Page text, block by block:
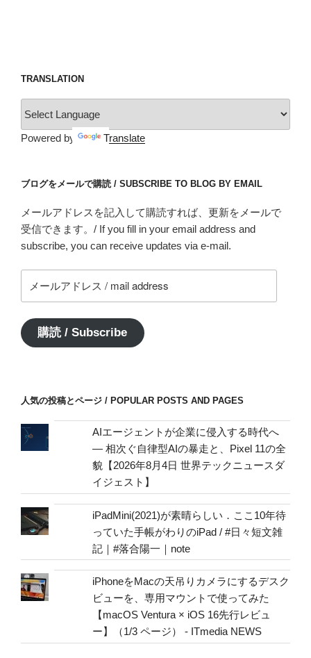
TRANSLATION
Powered by Translate
ブログをメールで購読 / SUBSCRIBE TO BLOG BY EMAIL
メールアドレスを記入して購読すれば、更新をメールで
受信できます。/ If you fill in your email address and
subscribe, you can receive updates via e-mail.
ー
ア
ド
address
購読 / Subscribe
人気の投稿とページ / POPULAR POSTS AND PAGES
AIエージェントが企業に侵入する時代へ
— 相次ぐ自律型AIの暴走と、Pixel 11の全
貌【2026年8月4日 世界テックニュースダ
イジェスト】
iPadMini(2021)が素晴らしい．ここ10年待
っていた手帳がわりのiPad / #日々短文雑
記｜#落合陽一｜note
iPhoneをMacの天吊りカメラにするデスク
ビューを、専用マウントで使ってみた
【macOS Ventura × iOS 16先行レビュ
ー】（1/3 ページ） - ITmedia NEWS